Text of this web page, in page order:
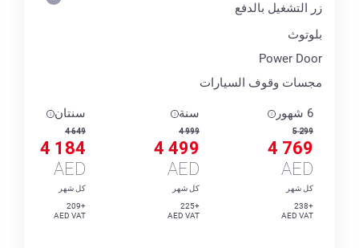
زر التشغيل بالدفع
بلوتوث
Power Door
مجسات وقوف السيارات
6 شهور
5 299
4 769
AED
كل شهر
+238
AED VAT
سنة
4 999
4 499
AED
كل شهر
+225
AED VAT
سنتان
4 649
4 184
AED
كل شهر
+209
AED VAT